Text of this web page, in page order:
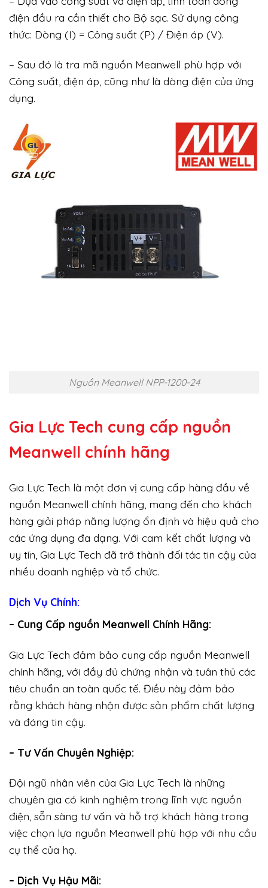
điện đầu ra cần thiết cho Bộ sạc. Sử dụng công
thức: Dòng (I) = Công suất (P) / Điện áp (V).
– Sau đó là tra mã nguồn Meanwell phù hợp với
Công suất, điện áp, cũng như là dòng điện của ứng
dụng.
Nguồn Meanwell NPP-1200-24
Gia Lực Tech cung cấp nguồn
Meanwell chính hãng
Gia Lực Tech là một đơn vị cung cấp hàng đầu về
nguồn Meanwell chính hãng, mang đến cho khách
hàng giải pháp năng lượng ổn định và hiệu quả cho
các ứng dụng đa dạng. Với cam kết chất lượng và
uy tín, Gia Lực Tech đã trở thành đối tác tin cậy của
nhiều doanh nghiệp và tổ chức.
Dịch Vụ Chính:
– Cung Cấp nguồn Meanwell Chính Hãng:
Gia Lực Tech đảm bảo cung cấp nguồn Meanwell
chính hãng, với đầy đủ chứng nhận và tuân thủ các
tiêu chuẩn an toàn quốc tế. Điều này đảm bảo
rằng khách hàng nhận được sản phẩm chất lượng
và đáng tin cậy.
– Tư Vấn Chuyên Nghiệp:
Đội ngũ nhân viên của Gia Lực Tech là những
chuyên gia có kinh nghiệm trong lĩnh vực nguồn
điện, sẵn sàng tư vấn và hỗ trợ khách hàng trong
việc chọn lựa nguồn Meanwell phù hợp với nhu cầu
cụ thể của họ.
– Dịch Vụ Hậu Mãi: